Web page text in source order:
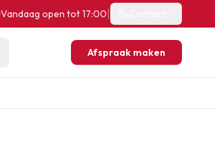
Vandaag open tot 17:00
Afspraak maken